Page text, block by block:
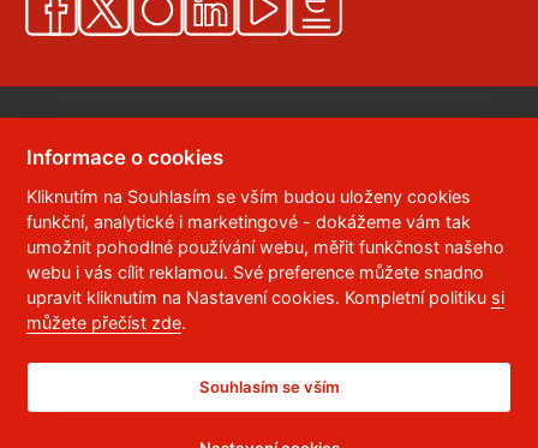
© 2023 Univerzita Pardubice,Studentská 95
532 10 Pardubice 2
Telefon: 466 036 111, 466 036 112, 466 036 113
Správce webu ,RSS
Prohlášení o přístupnosti
Informace o cookies
Kliknutím na Souhlasím se vším budou uloženy cookies
funkční, analytické i marketingové - dokážeme vám tak
umožnit pohodlné používání webu, měřit funkčnost našeho
webu i vás cílit reklamou. Své preference můžete snadno
upravit kliknutím na Nastavení cookies. Kompletní politiku si
můžete přečíst zde.
Souhlasím se vším